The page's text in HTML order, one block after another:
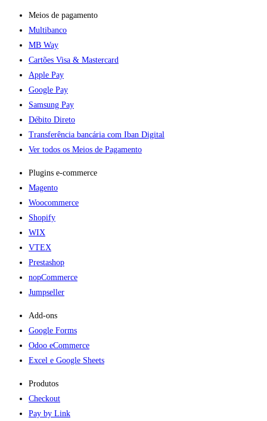
Meios de pagamento
Multibanco
MB Way
Cartões Visa & Mastercard
Apple Pay
Google Pay
Samsung Pay
Débito Direto
Transferência bancária com Iban Digital
Ver todos os Meios de Pagamento
Plugins e-commerce​
Magento
Woocommerce
Shopify
WIX
VTEX
Prestashop
nopCommerce
Jumpseller
Add-ons​
Google Forms
Odoo eCommerce
Excel e Google Sheets
Produtos
Checkout
Pay by Link